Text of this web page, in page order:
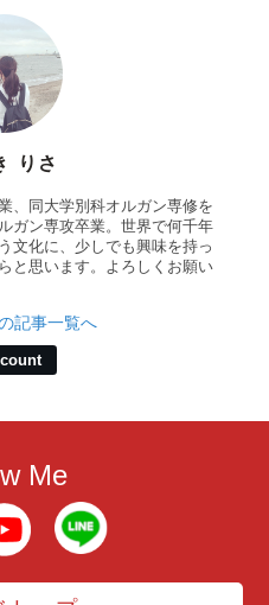
りさ
、同大学別科オルガン専修を
ガン専攻卒業。世界で何千年
文化に、少しでも興味を持っ
と思います。よろしくお願い
記事一覧へ
Me